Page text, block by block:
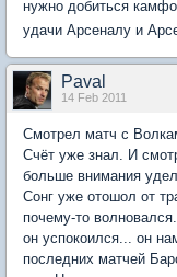
нужно добиться
удачи Арсеналу и
Paval
14 Feb 2011
Смотрел матч с
Счёт уже знал. И
больше внимания
Сонг уже отошол от
почему-то
он успокоился... он
последних матчей